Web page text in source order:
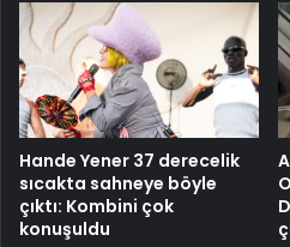
Hande Yener 37 derecelik
sıcakta sahneye böyle
çıktı: Kombini çok
konuşuldu